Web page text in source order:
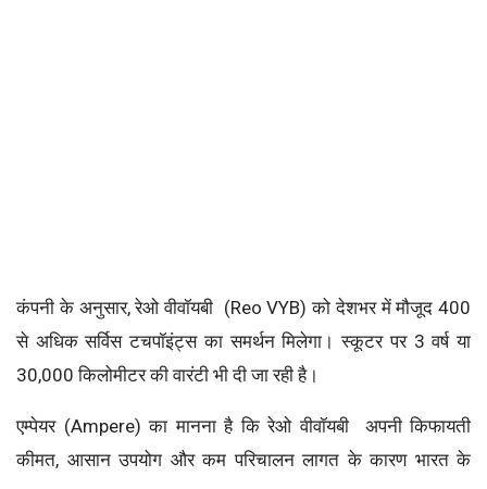
कंपनी के अनुसार, रेओ वीवॉयबी (Reo VYB) को देशभर में मौजूद 400
से अधिक सर्विस टचपॉइंट्स का समर्थन मिलेगा। स्कूटर पर 3 वर्ष या
30,000 किलोमीटर की वारंटी भी दी जा रही है।
एम्पेयर (Ampere) का मानना है कि रेओ वीवॉयबी अपनी किफायती
कीमत, आसान उपयोग और कम परिचालन लागत के कारण भारत के